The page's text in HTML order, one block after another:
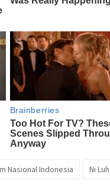
Nasional Indonesia Ni